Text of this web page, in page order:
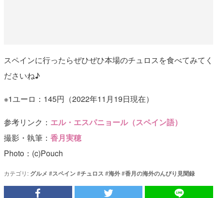
スペインに行ったらぜひぜひ本場のチュロスを食べてみてく
ださいね♪
※1ユーロ：145円（2022年11月19日現在）
参考リンク： エル・エスパニョール（スペイン語）
撮影・執筆： 香月実穂
Photo：(c)Pouch
カテゴリ: グルメ #スペイン#チュロス #海外#香月の海外のんびり見聞録